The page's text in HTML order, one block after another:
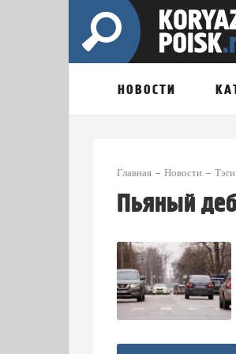
НОВОСТИ
Главная Новости Тэги
Пьяный